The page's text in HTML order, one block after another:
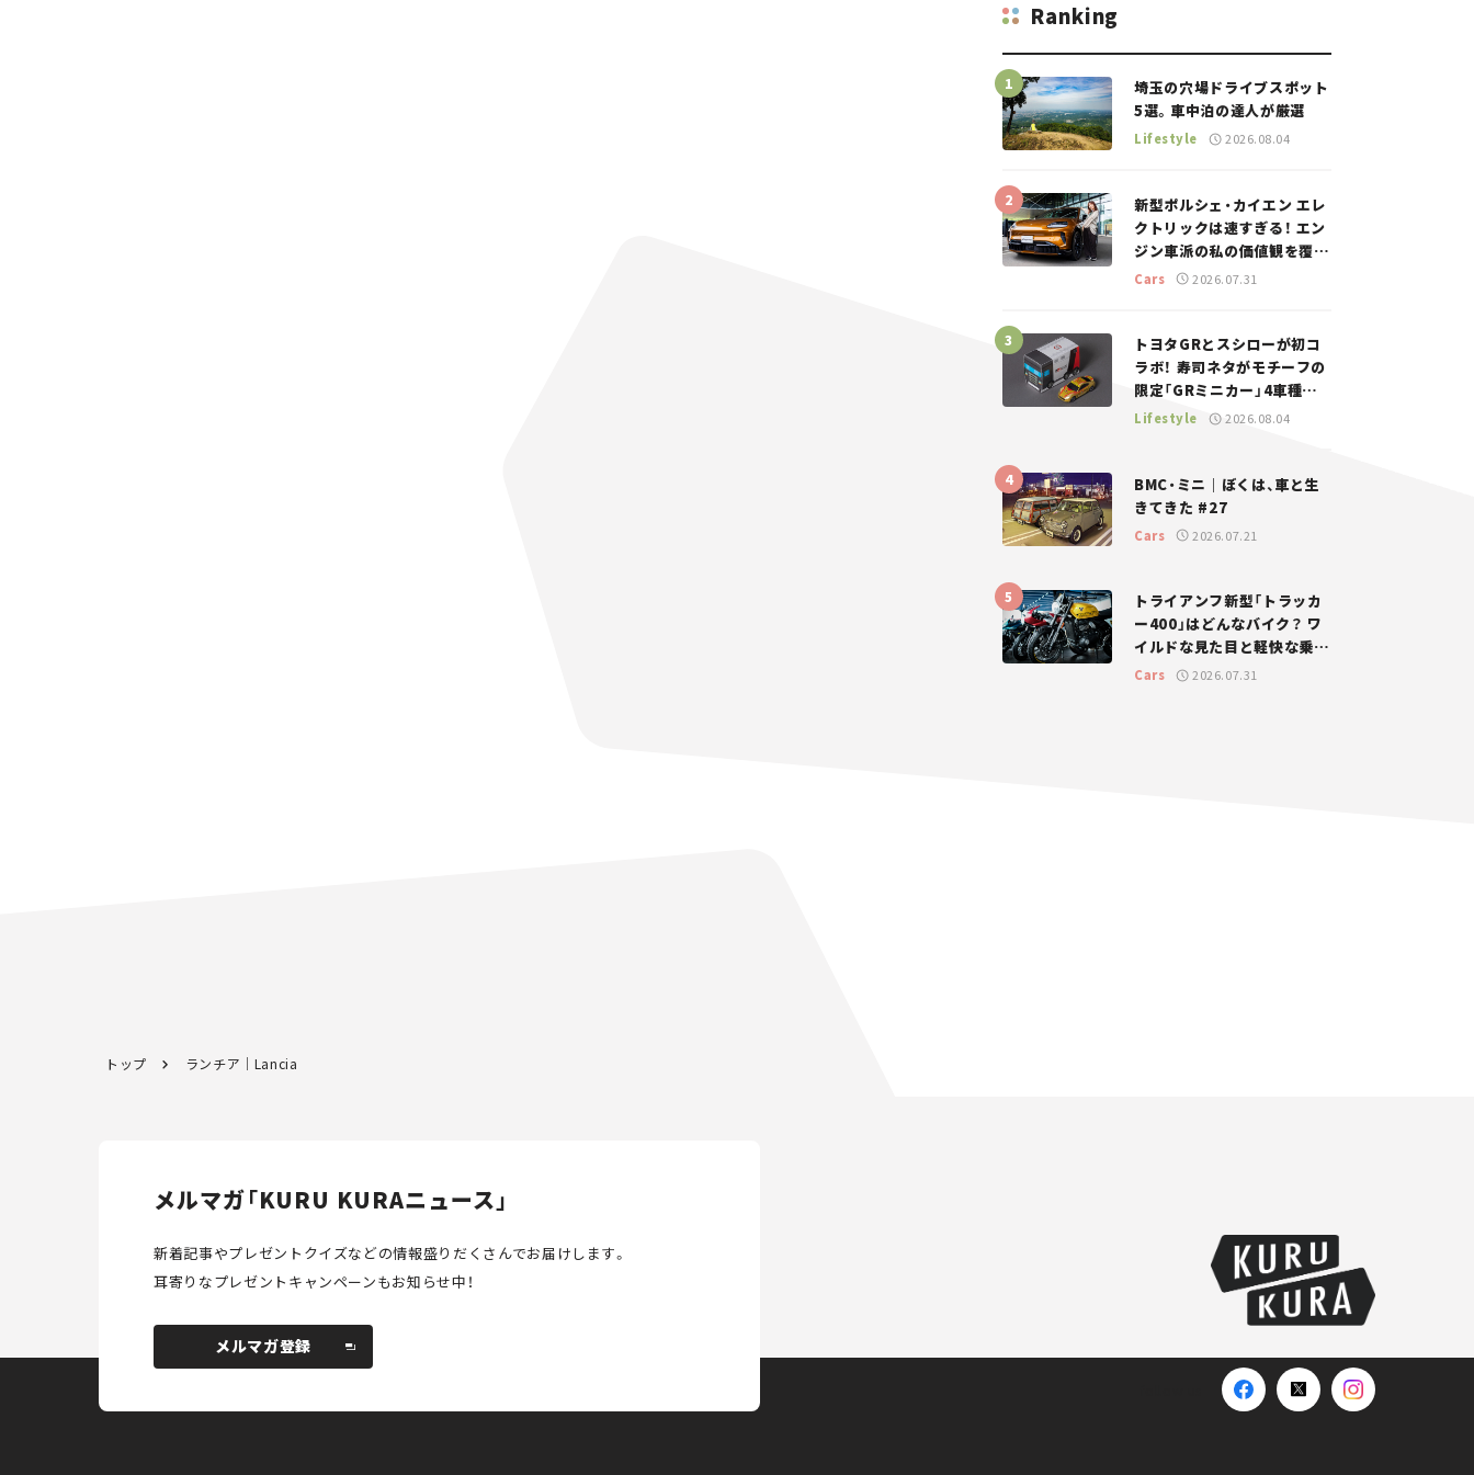
Ranking
埼玉の穴場ドライブスポット
5選。車中泊の達人が厳選
Lifestyle 2026.08.04
新型ポルシェ・カイエン エレ
クトリックは速すぎる！ エン
ジン車派の私の価値観を覆し
た、新しいポルシェの走り。
Cars 2026.07.31
トヨタGRとスシローが初コ
ラボ！ 寿司ネタがモチーフの
限定「GRミニカー」4車種が
登場。入手方法は？【クルマ
Lifestyle 2026.08.04
BMC・ミニ｜ぼくは、車と生
きてきた #27
Cars 2026.07.21
トライアンフ新型「トラッカ
ー400」はどんなバイク？ ワ
イルドな見た目と軽快な乗り
味を両立した400ccフラット
Cars 2026.07.31
トップ ランチア｜Lancia
メルマガ「KURU KURAニュース」
新着記事やプレゼントクイズなどの情報盛りだくさんでお届けします。
耳寄りなプレゼントキャンペーンもお知らせ中！
メルマガ登録
メルマガ登録